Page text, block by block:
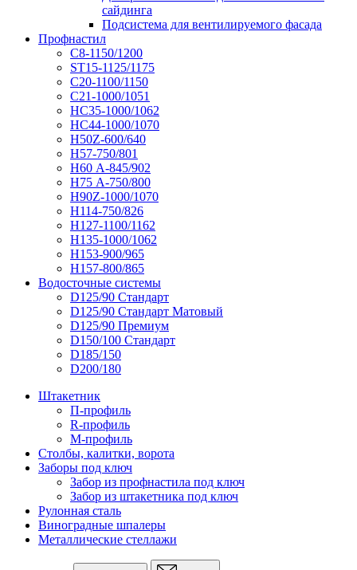
сайдинга
Подсистема для вентилируемого фасада
Профнастил
С8-1150/1200
ST15-1125/1175
С20-1100/1150
С21-1000/1051
НС35-1000/1062
НС44-1000/1070
Н50Z-600/640
Н57-750/801
Н60 А-845/902
Н75 А-750/800
Н90Z-1000/1070
Н114-750/826
Н127-1100/1162
Н135-1000/1062
Н153-900/965
Н157-800/865
Водосточные системы
D125/90 Стандарт
D125/90 Стандарт Матовый
D125/90 Премиум
D150/100 Стандарт
D185/150
D200/180
Штакетник
П-профиль
R-профиль
М-профиль
Столбы, калитки, ворота
Заборы под ключ
Забор из профнастила под ключ
Забор из штакетника под ключ
Рулонная сталь
Виноградные шпалеры
Металлические стеллажи